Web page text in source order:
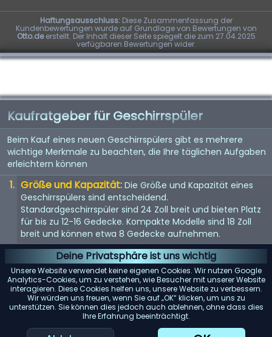
Deine Privatsphäre ist uns wichtig
Unsere Website verwendet keine eigenen Cookies. Wir nutzen Google
Analytics-Cookies, um zu verstehen, wie Besucher mit unserer Website
interagieren. Diese Cookies helfen uns, unsere Website zu verbessern.
Wir würden uns freuen, wenn Sie auf „OK“ klicken, um uns zu
unterstützen. Sie können dies jedoch auch ablehnen, ohne dass dies
Ihre Erfahrung beeinträchtigt.
Haftungsausschluss:Diese Zusammenfassung der
Kundenbewertungen wurde auf Grundlage von Bewertungen von
Otto.deerstellt. Der Inhalt dieser Seite spiegelt die zum 27.04.2025
verfügbaren Bewertungen wider.
Kaufratgeber für Geschirrspüler
Beim Kauf eines neuen Geschirrspülers gibt es mehrere
wichtige Merkmale zu beachten, die Ihre täglichen Aufgaben
erleichtern können
Größe und Kapazität: Die Größe und Kapazität eines
Geschirrspülers sind entscheidend.
Standardgeschirrspüler sind 24 Zoll breit und bieten Platz
für bis zu 12-16 Gedecke. Kompakte Modelle sind 18 Zoll
breit und können etwa 8 Gedecke aufnehmen.
Energieeffizienz: Achten Sie auf Geschirrspüler mit einer
Energy Star-Bewertung. Diese Modelle verbrauchen
weniger Wasser und Strom, was Ihnen langfristig Geld
spart.
Geräuschpegel: Geschirrspüler können laut sein. Wenn
Lärm ein Problem darstellt, suchen Sie nach Modellen mit
einem Dezibelwert von 45 oder darunter.